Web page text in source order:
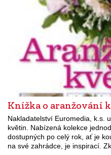
Knížka o aranžování
Nakladatelství Euromedia, k.s.
květin. Nabízená kolekce
dostupných po celý rok, ať je
na své zahrádce, je inspirací.